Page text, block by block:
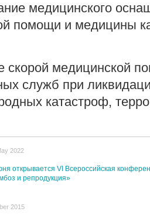
медицинского
помощи и медицины
скорой медицинской
служб при
катастроф,
2022
открывается VI Всероссийская
и репродукция»
2015